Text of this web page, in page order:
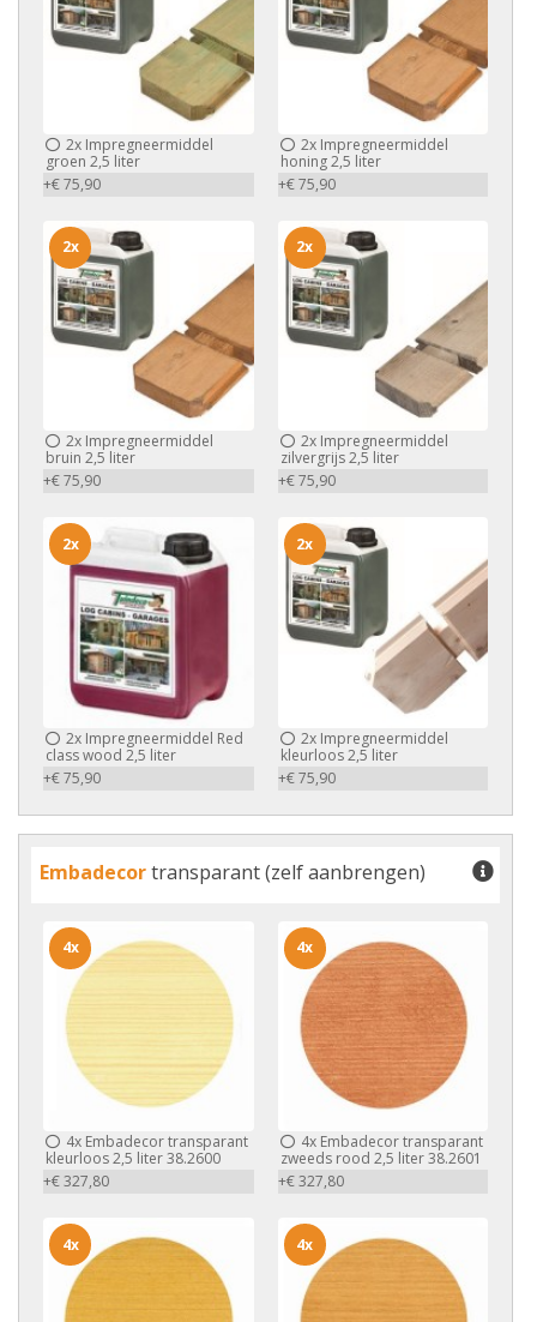
2x Impregneermiddel
groen 2,5 liter
+€ 75,90
2xImpregneermiddel
honing 2,5 liter
+€ 75,90
2x Impregneermiddel
bruin 2,5 liter
+€ 75,90
2x
2xImpregneermiddel
zilvergrijs 2,5 liter
+€ 75,90
2x
2x Impregneermiddel Red
class wood 2,5 liter
+€ 75,90
2x
2xImpregneermiddel
kleurloos 2,5 liter
+€ 75,90
2x
Embadecortransparant (zelf aanbrengen)
4x Embadecor transparant
kleurloos 2,5 liter 38.2600
+€ 327,80
4x
4xEmbadecor transparant
zweeds rood 2,5 liter 38.2601
+€ 327,80
4x
4x 4x